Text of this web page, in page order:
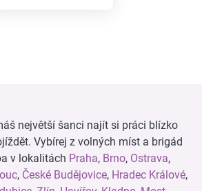
největší šanci najít si práci blízko
Vybírej z volných míst a brigád
v lokalitách Praha, Brno, Ostrava,
, České Budějovice, Hradec Králové,